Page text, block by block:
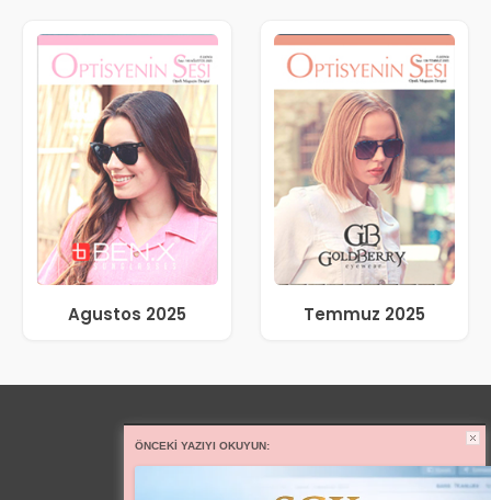
Agustos 2025 Temmuz 2025
ÖNCEKI YAZIYI OKUYUN: